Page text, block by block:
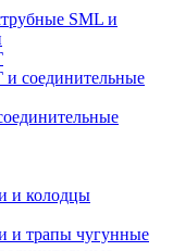
SML и
соединительные
и колодцы
и трапы чугунные